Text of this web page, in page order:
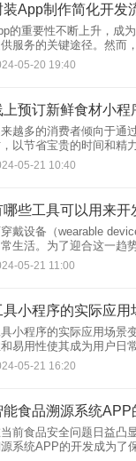
装App制作简化开发
的重要性不断上升，成
服务的关键途径。然而
长、成本高等问题。本
工具简化App开发流程
05-20 19:40
上预订新鲜食材小程
越多的消费者倾向于通
以节省宝贵的时间和精
款用户友好的食材预订
将深入探讨如何通过高
05-21 10:40
哪些工具可以用来开
戴设备（wearable
常生活。为了迎合这一趋
软件开发者的新挑战。
应用时可以使用的
05-21 11:00
具小程序的实际应用
小程序的实际应用场景
易用性使其成为用户日
本文旨在深入探讨工具
序工具使用的便利性，
05-21 16:20
能食品溯源系统APP
前食品安全问题日益凸
系统APP的开发成为了